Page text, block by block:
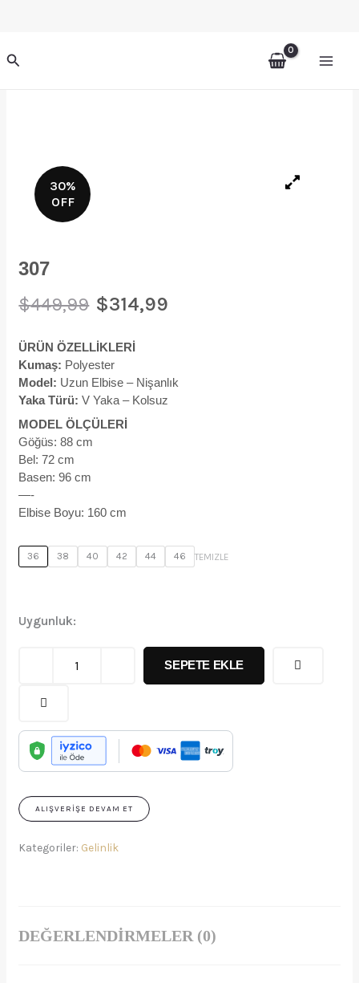
Arama
30%
OFF
307
$449,99
Orijinal
$449,99.
$314,99
Şu
fiyat:
$314,99.
ÜRÜN ÖZELLİKLERİ
Kumaş: Polyester
Model: Uzun Elbise – Nişanlık
Yaka Türü: V Yaka – Kolsuz
MODEL ÖLÇÜLERİ
Göğüs: 88 cm
Bel: 72 cm
Basen: 96 cm
—-
Elbise Boyu: 160 cm
36 38 40 42 44 46 TEMIZLE
Uygunluk:
307
adet
SEPETE EKLE
ALIŞVERIŞE DEVAM ET
Kategoriler: Gelinlik
DEĞERLENDIRMELER (0)